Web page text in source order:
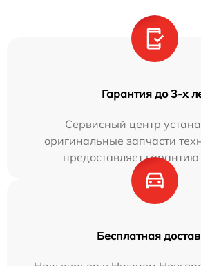
Гарантия до 3-х
Сервисный центр
оригинальные запчасти
предоставляет гарантию
Бесплатная